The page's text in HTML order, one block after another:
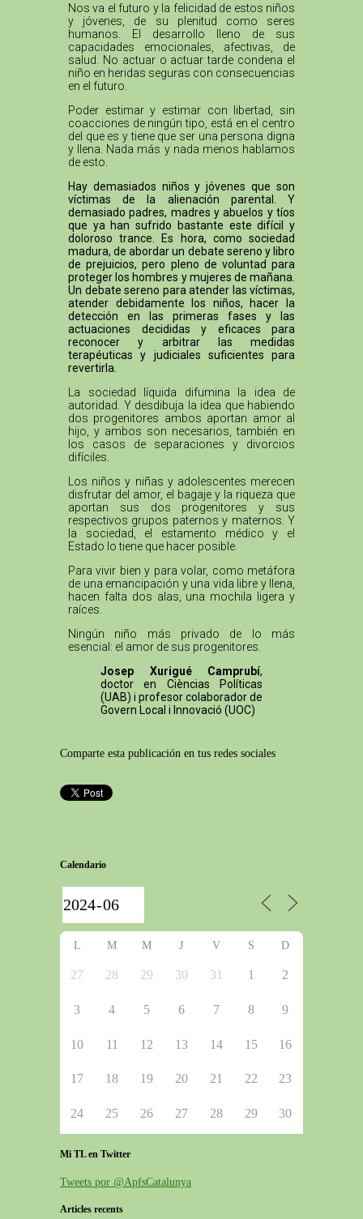
Nos va el futuro y la felicidad de estos niños
y jóvenes, de su plenitud como seres
humanos. El desarrollo lleno de sus
capacidades emocionales, afectivas, de
salud. No actuar o actuar tarde condena el
niño en heridas seguras con consecuencias
en el futuro.
Poder estimar y estimar con libertad, sin
coacciones de ningún tipo, está en el centro
del que es y tiene que ser una persona digna
y llena. Nada más y nada menos hablamos
de esto.
Hay demasiados niños y jóvenes que son
víctimas de la alienación parental. Y
demasiado padres, madres y abuelos y tíos
que ya han sufrido bastante este difícil y
doloroso trance. Es hora, como sociedad
madura, de abordar un debate sereno y libro
de prejuicios, pero pleno de voluntad para
proteger los hombres y mujeres de mañana.
Un debate sereno para atender las víctimas,
atender debidamente los niños, hacer la
detección en las primeras fases y las
actuaciones decididas y eficaces para
reconocer y arbitrar las medidas
terapéuticas y judiciales suficientes para
revertirla.
La sociedad líquida difumina la idea de
autoridad. Y desdibuja la idea que habiendo
dos progenitores ambos aportan amor al
hijo, y ambos son necesarios, también en
los casos de separaciones y divorcios
difíciles.
Los niños y niñas y adolescentes merecen
disfrutar del amor, el bagaje y la riqueza que
aportan sus dos progenitores y sus
respectivos grupos paternos y maternos. Y
la sociedad, el estamento médico y el
Estado lo tiene que hacer posible.
Para vivir bien y para volar, como metáfora
de una emancipación y una vida libre y llena,
hacen falta dos alas, una mochila ligera y
raíces.
Ningún niño más privado de lo más
esencial: el amor de sus progenitores.
Josep Xurigué Camprubí,
doctor en Cièncias Políticas
(UAB) i profesor colaborador de
Govern Local i Innovació (UOC)
Comparte esta publicación en tus redes sociales
Calendario
L M M J V S D
27 28 29 30 31 1 2
3 4 5 6 7 8 9
10 11 12 13 14 15 16
17 18 19 20 21 22 23
24 25 26 27 28 29 30
Mi TL en Twitter
Tweets por @ApfsCatalunya
Articles recents